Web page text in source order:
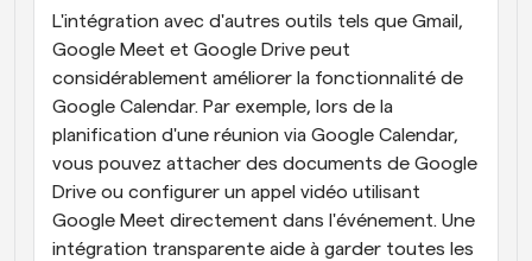
L'intégration avec d'autres outils tels que Gmail,
Google Meet et Google Drive peut
considérablement améliorer la fonctionnalité de
Google Calendar. Par exemple, lors de la
planification d'une réunion via Google Calendar,
vous pouvez attacher des documents de Google
Drive ou configurer un appel vidéo utilisant
Google Meet directement dans l'événement. Une
intégration transparente aide à garder toutes les